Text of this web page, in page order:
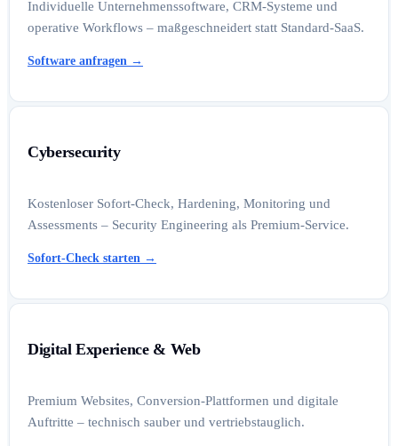
Individuelle Unternehmenssoftware, CRM-Systeme und
operative Workflows – maßgeschneidert statt Standard-SaaS.
Software anfragen →
Cybersecurity
Kostenloser Sofort-Check, Hardening, Monitoring und
Assessments – Security Engineering als Premium-Service.
Sofort-Check starten →
Digital Experience & Web
Premium Websites, Conversion-Plattformen und digitale
Auftritte – technisch sauber und vertriebstauglich.